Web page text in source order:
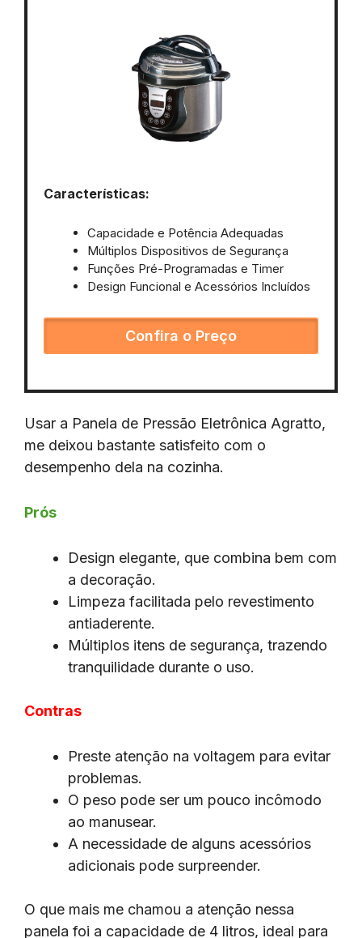
Características:
Capacidade e Potência Adequadas
Múltiplos Dispositivos de Segurança
Funções Pré-Programadas e Timer
Design Funcional e Acessórios Incluídos
Confira o Preço
Usar a Panela de Pressão Eletrônica Agratto,
me deixou bastante satisfeito com o
desempenho dela na cozinha.
Prós
Design elegante, que combina bem com
a decoração.
Limpeza facilitada pelo revestimento
antiaderente.
Múltiplos itens de segurança, trazendo
tranquilidade durante o uso.
Contras
Preste atenção na voltagem para evitar
problemas.
O peso pode ser um pouco incômodo
ao manusear.
A necessidade de alguns acessórios
adicionais pode surpreender.
O que mais me chamou a atenção nessa
panela foi a capacidade de 4 litros, ideal para